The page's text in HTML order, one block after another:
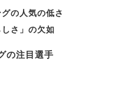
の人気の低さ
さ」の欠如
の注目選手